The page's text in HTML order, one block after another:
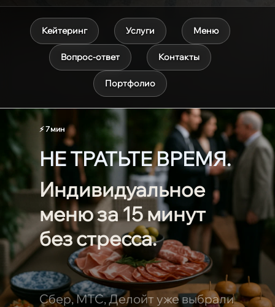
Кейтеринг Услуги Меню
Вопрос-ответ Контакты
Портфолио
⚡ 7 мин
НЕ ТРАТЬТЕ ВРЕМЯ.
Индивидуальное
меню за 15 минут
без стресса.
Сбер, МТС, Делойт уже выбрали